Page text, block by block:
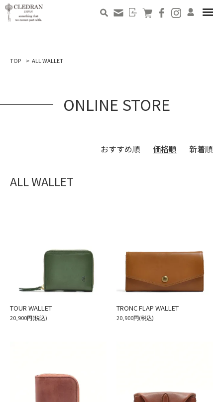
TOP ALL WALLET
ONLINE STORE
おすすめ順 価格順 新着順
ALL WALLET
TOUR WALLET
20,900円(税込)
TRONC FLAP WALLET
20,900円(税込)